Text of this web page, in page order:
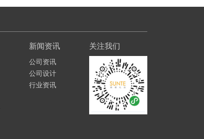
新闻资讯
公司资讯
公司设计
行业资讯
关注我们